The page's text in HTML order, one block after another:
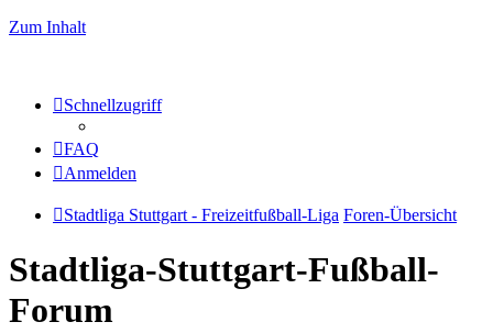
Zum Inhalt
Schnellzugriff
FAQ
Anmelden
Stadtliga Stuttgart - Freizeitfußball-Liga Foren-Übersicht
Stadtliga-Stuttgart-Fußball-
Forum